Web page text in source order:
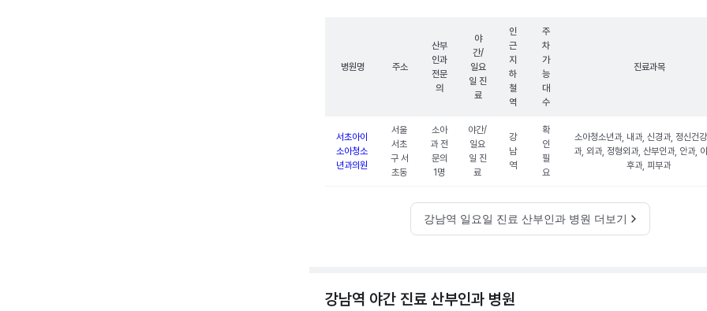
병원명 주소
산부
인과
전문
의
야
간/
일요
일 진
료
인
근
지
하
철
역
주
차
가
능
대
수
진료과목
서초아이
소아청소
년과의원
서울
서초
구 서
초동
소아
과 전
문의
1명
야간/
일요
일 진
료
강
남
역
확
인
필
요
소아청소년과, 내과, 신경과, 정신건
과, 외과, 정형외과, 산부인과, 안과,
후과, 피부과
강남역 일요일 진료 산부인과 병원 더보기
강남역 야간 진료 산부인과 병원